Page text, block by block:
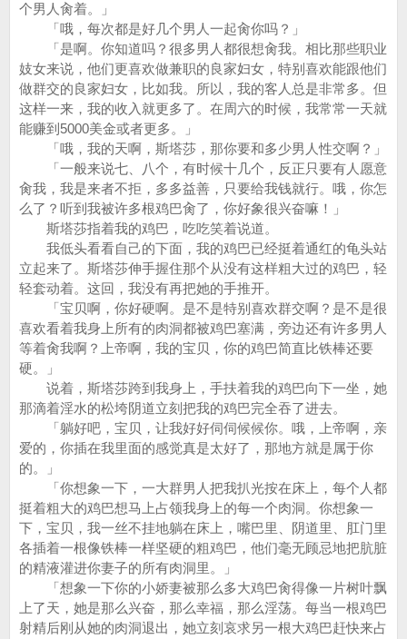
个男人肏着。」
「哦，每次都是好几个男人一起肏你吗？」
「是啊。你知道吗？很多男人都很想肏我。相比那些职业
妓女来说，他们更喜欢做兼职的良家妇女，特别喜欢能跟他们
做群交的良家妇女，比如我。所以，我的客人总是非常多。但
这样一来，我的收入就更多了。在周六的时候，我常常一天就
能赚到5000美金或者更多。」
「哦，我的天啊，斯塔莎，那你要和多少男人性交啊？」
「一般来说七、八个，有时候十几个，反正只要有人愿意
肏我，我是来者不拒，多多益善，只要给我钱就行。哦，你怎
么了？听到我被许多根鸡巴肏了，你好象很兴奋嘛！」
斯塔莎指着我的鸡巴，吃吃笑着说道。
我低头看看自己的下面，我的鸡巴已经挺着通红的龟头站
立起来了。斯塔莎伸手握住那个从没有这样粗大过的鸡巴，轻
轻套动着。这回，我没有再把她的手推开。
「宝贝啊，你好硬啊。是不是特别喜欢群交啊？是不是很
喜欢看着我身上所有的肉洞都被鸡巴塞满，旁边还有许多男人
等着肏我啊？上帝啊，我的宝贝，你的鸡巴简直比铁棒还要
硬。」
说着，斯塔莎跨到我身上，手扶着我的鸡巴向下一坐，她
那滴着淫水的松垮阴道立刻把我的鸡巴完全吞了进去。
「躺好吧，宝贝，让我好好伺伺候候你。哦，上帝啊，亲
爱的，你插在我里面的感觉真是太好了，那地方就是属于你
的。」
「你想象一下，一大群男人把我扒光按在床上，每个人都
挺着粗大的鸡巴想马上占领我身上的每一个肉洞。你想象一
下，宝贝，我一丝不挂地躺在床上，嘴巴里、阴道里、肛门里
各插着一根像铁棒一样坚硬的粗鸡巴，他们毫无顾忌地把肮脏
的精液灌进你妻子的所有肉洞里。」
「想象一下你的小娇妻被那么多大鸡巴肏得像一片树叶飘
上了天，她是那么兴奋，那么幸福，那么淫荡。每当一根鸡巴
射精后刚从她的肉洞退出，她立刻哀求另一根大鸡巴赶快来占